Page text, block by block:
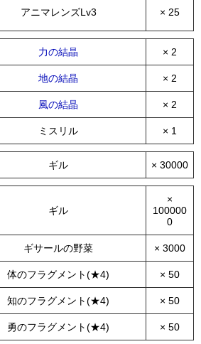
アニマレンズLv3 × 25
力の結晶 × 2
地の結晶 × 2
風の結晶 × 2
ミスリル × 1
ギル × 30000
ギル
×
100000
0
ギサールの野菜 × 3000
体のフラグメント(★4) × 50
知のフラグメント(★4) × 50
勇のフラグメント(★4) × 50